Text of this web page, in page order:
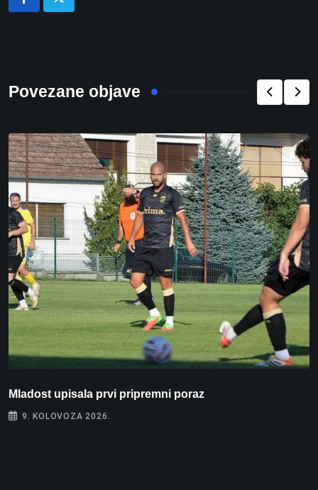
Povezane objave
Mladost upisala prvi pripremni poraz
9. KOLOVOZA 2026.